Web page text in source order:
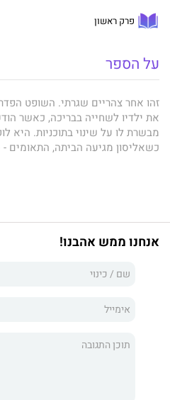
פרק ראשון
על הספר
זהו אחר צהריים שגרתי. השופט
את ילדיו לשחייה בבריכה, כאשר
מבשרת לו על שינוי בתוכניות. היא
כשאליסון מגיעה הביתה, התאומים
הודעת הטקסט שקיבל השופט לא
באולם של השופט הנכבד. והחשוב
השופט ואשתו לסיוט.
בקצב מטורף, עם גיבורים אמינים
שגרתי על מערכת המשפט והחוק
אנחנו ממש אהבנו!